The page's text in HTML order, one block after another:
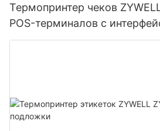
Термопринтер чеков
POS-терминалов с
USB+LAN/USB+WIFI/